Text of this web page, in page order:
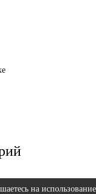
на использование